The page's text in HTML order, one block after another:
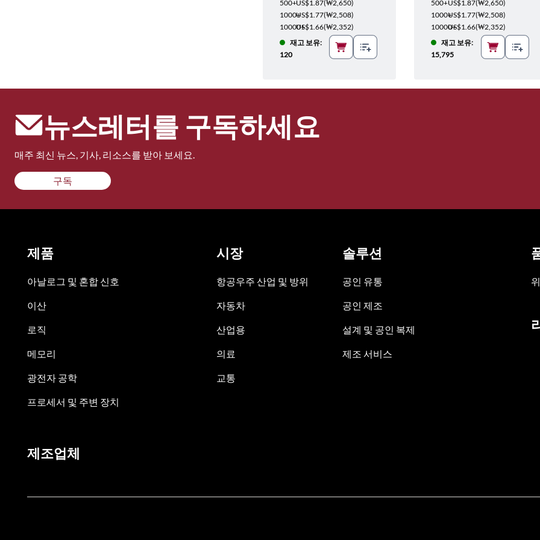
500+US$1.87(₩2,650)
1000+US$1.77(₩2,508)
10000+US$1.66(₩2,352)
재고 보유:
120
500+US$1.87(₩2,650)
1000+US$1.77(₩2,508)
10000+US$1.66(₩2,352)
재고 보유:
15,795
뉴스레터를 구독하세요
매주 최신 뉴스, 기사, 리소스를 받아 보세요.
구독
제품
아날로그 및 혼합 신호
이산
로직
메모리
광전자 공학
프로세서 및 주변 장치
시장
항공우주 산업 및 방위
자동차
산업용
의료
교통
솔루션
공인 유통
공인 제조
설계 및 공인 복제
제조 서비스
제조업체